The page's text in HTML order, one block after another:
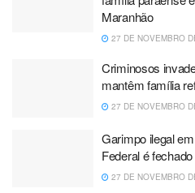
Maranhão
27 DE NOVEMBRO
Criminosos
mantêm família
27 DE NOVEMBRO
Garimpo ilegal
Federal é
27 DE NOVEMBRO